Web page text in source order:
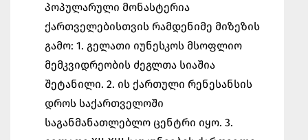
პოპულარული მონასტერია
ქართველებისთვის რამდენიმე მიზეზის
გამო: 1. გელათი იუნესკოს მსოფლიო
მემკვიდრეობის ძეგლთა სიაშია
შეტანილი. 2. ის ქართული რენესანსის
დროს საქართველოში
საგანმანათლებლო ცენტრი იყო. 3.